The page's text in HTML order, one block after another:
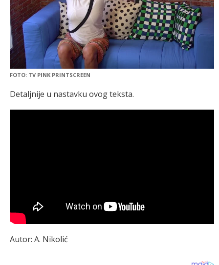
FOTO: TV PINK PRINTSCREEN
Detaljnije u nastavku ovog teksta.
Autor: A. Nikolić